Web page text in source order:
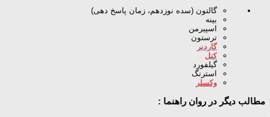
گالتون (سده نوزدهم، زمان پاسخ دهی)
بینه
اسپیرمن
ترستون
گاردنر
کتل
گیلفورد
استرنگ
وکسلر
مطالب دیگر در روان راهنما :